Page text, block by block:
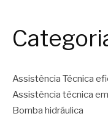
Assistência Técnica
Assistência técnica
Bomba hidráulica